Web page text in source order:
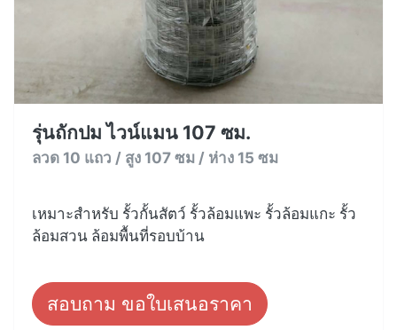
รุ่นถักปม ไวน์แมน 107 ซม.
ลวด 10 แถว / สูง 107 ซม / ห่าง 15 ซม
เหมาะสำหรับ รั้วกั้นสัตว์ รั้วล้อมแพะ รั้วล้อมแกะ รั้ว
ล้อมสวน ล้อมพื้นที่รอบบ้าน
สอบถาม ขอใบเสนอราคา